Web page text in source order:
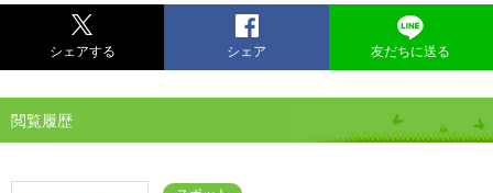
シェアする シェア 友だちに送る
閲覧履歴